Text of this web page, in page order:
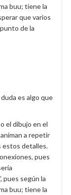
buu; tiene la
que varios
de la
es algo que
el dibujo en el
a repetir
estos detalles.
pues
pues según la
buu; tiene la